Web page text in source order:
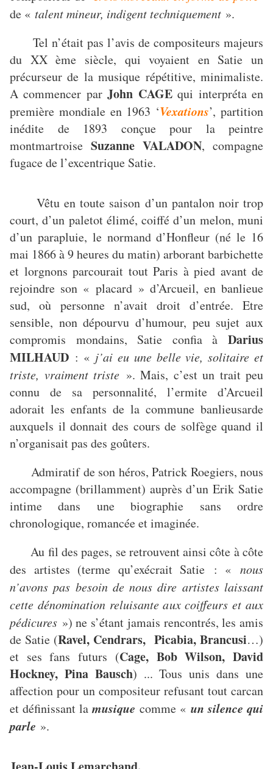
de « talent mineur, indigent techniquement ».
Tel n’était pas l’avis de compositeurs majeurs
du XX ème siècle, qui voyaient en Satie un
précurseur de la musique répétitive, minimaliste.
A commencer parJohn CAGEqui interpréta en
première mondiale en 1963 ‘Vexations’, partition
inédite de 1893 conçue pour la peintre
montmartroise Suzanne VALADON, compagne
fugace de l’excentrique Satie.
Vêtu en toute saison d’un pantalon noir trop
court, d’un paletot élimé, coiffé d’un melon, muni
d’un parapluie, le normand d’Honfleur (né le 16
mai 1866 à 9 heures du matin) arborant barbichette
et lorgnons parcourait tout Paris à pied avant de
rejoindre son « placard » d’Arcueil, en banlieue
sud, où personne n’avait droit d’entrée. Etre
sensible, non dépourvu d’humour, peu sujet aux
compromis mondains, Satie confia à Darius
MILHAUD : « j’ai eu une belle vie, solitaire et
triste, vraiment triste ». Mais, c’est un trait peu
connu de sa personnalité, l’ermite d’Arcueil
adorait les enfants de la commune banlieusarde
auxquels il donnait des cours de solfège quand il
n’organisait pas des goûters.
Admiratif de son héros, Patrick Roegiers, nous
accompagne (brillamment) auprès d’un Erik Satie
intime dans une biographie sans ordre
chronologique, romancée et imaginée.
Au fil des pages, se retrouvent ainsi côte à côte
des artistes (terme qu’exécrait Satie : « nous
n’avons pas besoin de nous dire artistes laissant
cette dénomination reluisante aux coiffeurs et aux
pédicures ») ne s’étant jamais rencontrés, les amis
de Satie (Ravel, Cendrars, Picabia, Brancusi…)
et ses fans futurs (Cage, Bob Wilson, David
Hockney, Pina Bausch) ... Tous unis dans une
affection pour un compositeur refusant tout carcan
et définissant lamusique comme « un silence qui
parle ».